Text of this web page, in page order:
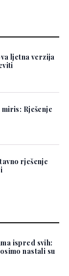
ljetna verzija
Rješenje
rješenje
ispred svih:
nastali su